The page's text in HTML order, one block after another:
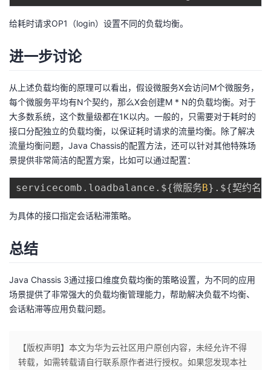
给耗时请求OP1（login）设置不同的负载均衡。
进一步讨论
从上述负载均衡的原理可以看出，假设微服务X会访问M个微服务，
每个微服务平均有N个契约，那么X会创建M * N的负载均衡。对于
大多数系统，这个数量级都在1K以内。一般的，只需要对于耗时的
接口分配独立的负载均衡，以保证耗时请求的流量均衡。除了解决
流量均衡问题，Java Chassis的配置方法，还可以针对其他特殊场
景提供非常简洁的配置方案，比如可以通过配置：
servicecomb . loadbalance . ${微服务B} . ${契约名称
为具体的接口指定会话粘滞策略。
总结
Java Chassis 3通过接口维度负载均衡的策略设置，为不同的应用
场景提供了非常强大的负载均衡管理能力，帮助解决负载不均衡、
会话粘滞等应用负载问题。
【版权声明】本文为华为云社区用户原创内容，未经允许不得
转载，如需转载请自行联系原作者进行授权。如果您发现本社